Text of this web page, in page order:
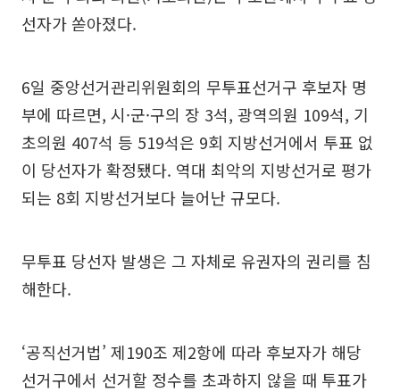
선자가 쏟아졌다.
6일 중앙선거관리위원회의 무투표선거구 후보자 명
부에 따르면, 시·군·구의 장 3석, 광역의원 109석, 기
초의원 407석 등 519석은 9회 지방선거에서 투표 없
이 당선자가 확정됐다. 역대 최악의 지방선거로 평가
되는 8회 지방선거보다 늘어난 규모다.
무투표 당선자 발생은 그 자체로 유권자의 권리를 침
해한다.
‘공직선거법’ 제190조 제2항에 따라 후보자가 해당
선거구에서 선거할 정수를 초과하지 않을 때 투표가